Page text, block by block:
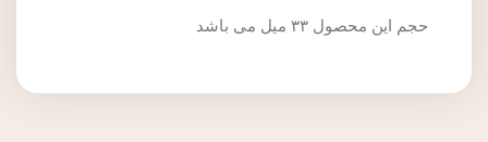
حجم این محصول ۳۳ میل می باشد